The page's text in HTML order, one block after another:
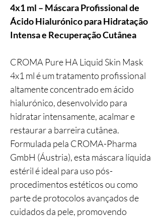
4x1 ml – Máscara Profissional de
Ácido Hialurónico para Hidratação
Intensa e Recuperação Cutânea
CROMA Pure HA Liquid Skin Mask
4x1 ml é um tratamento profissional
altamente concentrado em ácido
hialurónico, desenvolvido para
hidratar intensamente, acalmar e
restaurar a barreira cutânea.
Formulada pela CROMA-Pharma
GmbH (Áustria), esta máscara líquida
estéril é ideal para uso pós-
procedimentos estéticos ou como
parte de protocolos avançados de
cuidados da pele, promovendo